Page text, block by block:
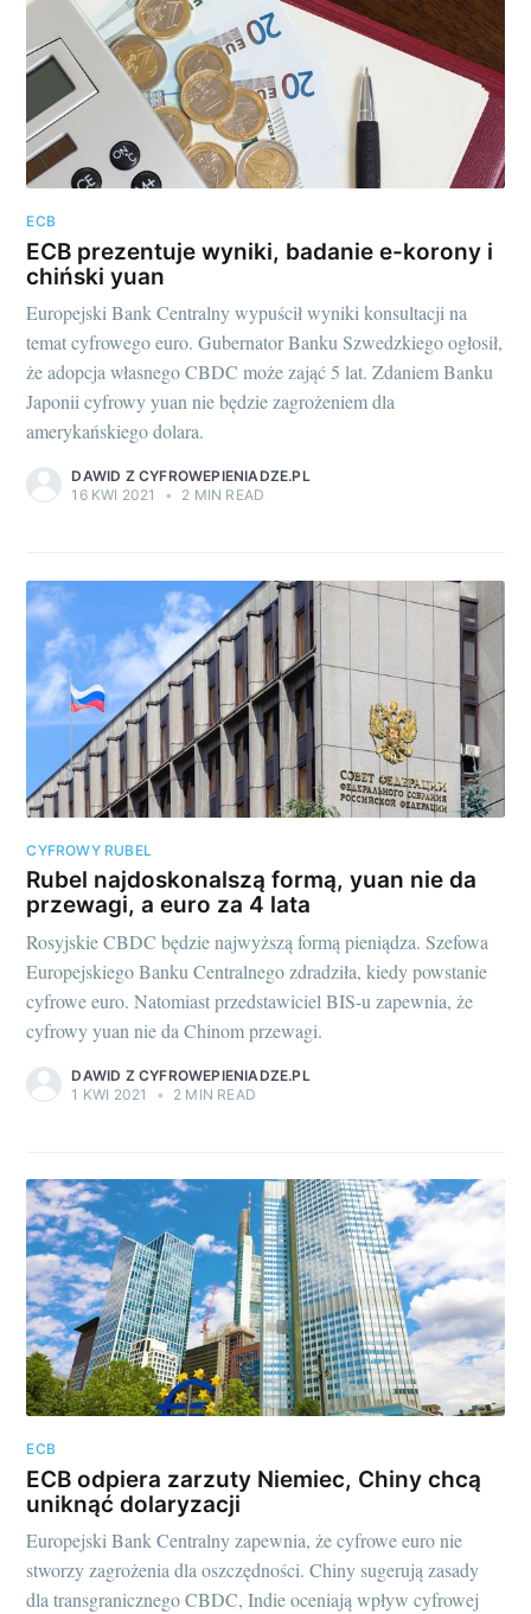
ECB
ECB prezentuje wyniki, badanie e-korony i
chiński yuan
Europejski Bank Centralny wypuścił wyniki konsultacji na
temat cyfrowego euro. Gubernator Banku Szwedzkiego ogłosił,
że adopcja własnego CBDC może zająć 5 lat. Zdaniem Banku
Japonii cyfrowy yuan nie będzie zagrożeniem dla
amerykańskiego dolara.
DAWID Z CYFROWEPIENIADZE.PL
16 KWI 2021
• 2 MIN READ
CYFROWY RUBEL
Rubel najdoskonalszą formą, yuan nie da
przewagi, a euro za 4 lata
Rosyjskie CBDC będzie najwyższą formą pieniądza. Szefowa
Europejskiego Banku Centralnego zdradziła, kiedy powstanie
cyfrowe euro. Natomiast przedstawiciel BIS-u zapewnia, że
cyfrowy yuan nie da Chinom przewagi.
DAWID Z CYFROWEPIENIADZE.PL
1 KWI 2021
• 2 MIN READ
ECB
ECB odpiera zarzuty Niemiec, Chiny chcą
uniknąć dolaryzacji
Europejski Bank Centralny zapewnia, że cyfrowe euro nie
stworzy zagrożenia dla oszczędności. Chiny sugerują zasady
dla transgranicznego CBDC, Indie oceniają wpływ cyfrowej